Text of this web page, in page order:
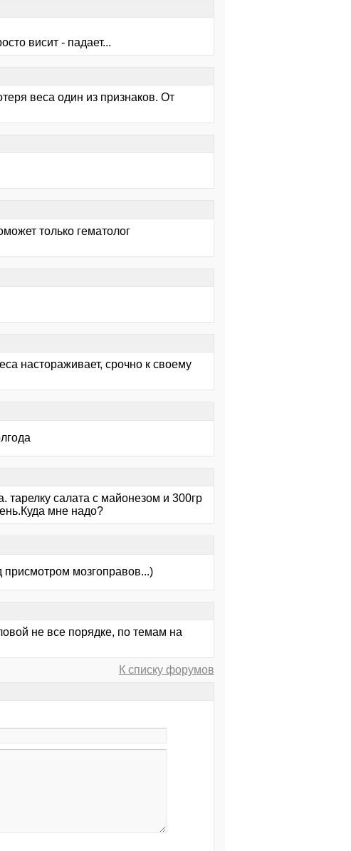
висит - падает...
веса один из признаков. От
только гематолог
настораживает, срочно к своему
тарелку салата с майонезом и 300гр
мне надо?
мозгоправов...)
не все порядке, по темам на
К списку форумов